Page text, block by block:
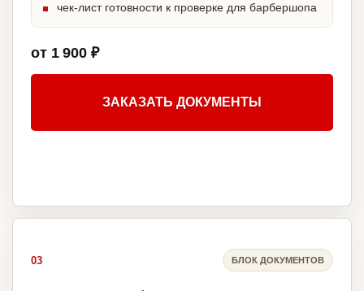
чек-лист готовности к проверке для барбершопа
от 1 900 ₽
ЗАКАЗАТЬ ДОКУМЕНТЫ
03 БЛОК ДОКУМЕНТОВ